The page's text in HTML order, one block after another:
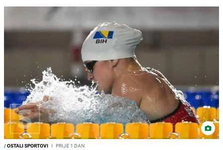
/OSTALI SPORTOVI I PRIJE 1 DAN